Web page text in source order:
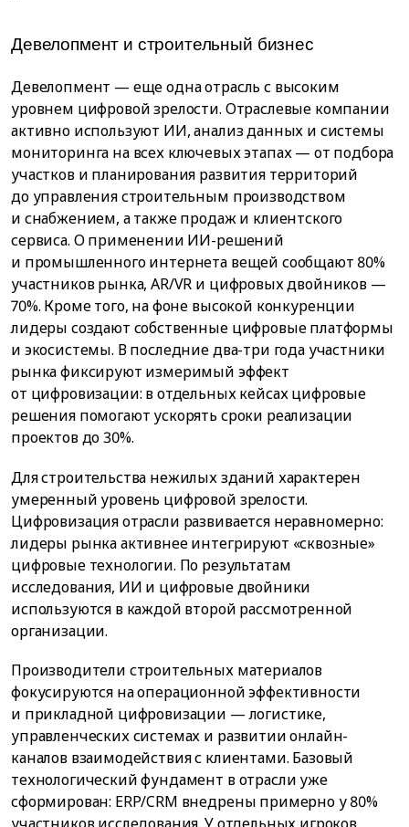
Девелопмент и строительный бизнес
Девелопмент — еще одна отрасль с высоким
уровнем цифровой зрелости. Отраслевые компании
активно используют ИИ, анализ данных и системы
мониторинга на всех ключевых этапах — от подбора
участков и планирования развития территорий
до управления строительным производством
и снабжением, а также продаж и клиентского
сервиса. О применении ИИ-решений
и промышленного интернета вещей сообщают 80%
участников рынка, AR/VR и цифровых двойников —
70%. Кроме того, на фоне высокой конкуренции
лидеры создают собственные цифровые платформы
и экосистемы. В последние два-три года участники
рынка фиксируют измеримый эффект
от цифровизации: в отдельных кейсах цифровые
решения помогают ускорять сроки реализации
проектов до 30%.
Для строительства нежилых зданий характерен
умеренный уровень цифровой зрелости.
Цифровизация отрасли развивается неравномерно:
лидеры рынка активнее интегрируют «сквозные»
цифровые технологии. По результатам
исследования, ИИ и цифровые двойники
используются в каждой второй рассмотренной
организации.
Производители строительных материалов
фокусируются на операционной эффективности
и прикладной цифровизации — логистике,
управленческих системах и развитии онлайн-
каналов взаимодействия с клиентами. Базовый
технологический фундамент в отрасли уже
сформирован: ERP/CRM внедрены примерно у 80%